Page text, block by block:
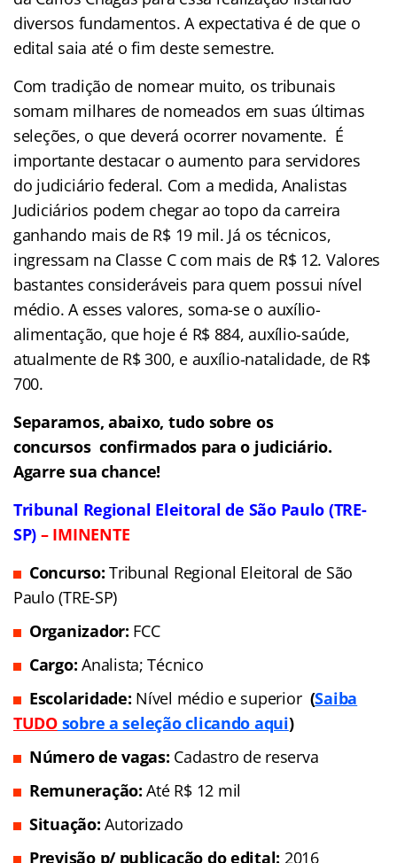
diversos fundamentos. A expectativa é de que o
edital saia até o fim deste semestre.
Com tradição de nomear muito, os tribunais
somam milhares de nomeados em suas últimas
seleções, o que deverá ocorrer novamente. É
importante destacar o aumento para servidores
do judiciário federal. Com a medida, Analistas
Judiciários podem chegar ao topo da carreira
ganhando mais de R$ 19 mil. Já os técnicos,
ingressam na Classe C com mais de R$ 12. Valores
bastantes consideráveis para quem possui nível
médio. A esses valores, soma-se o auxílio-
alimentação, que hoje é R$ 884, auxílio-saúde,
atualmente de R$ 300, e auxílio-natalidade, de R$
700.
Separamos, abaixo, tudo sobre os
concursos confirmados para o judiciário.
Agarre sua chance!
Tribunal Regional Eleitoral de São Paulo (TRE-
SP) – IMINENTE
Concurso: Tribunal Regional Eleitoral de São
Paulo (TRE-SP)
Organizador: FCC
Cargo: Analista; Técnico
Escolaridade: Nível médio e superior (Saiba
TUDOsobre a seleção clicando aqui)
Número de vagas: Cadastro de reserva
Remuneração: Até R$ 12 mil
Situação:Autorizado
Previsão p/ publicação do edital: 2016